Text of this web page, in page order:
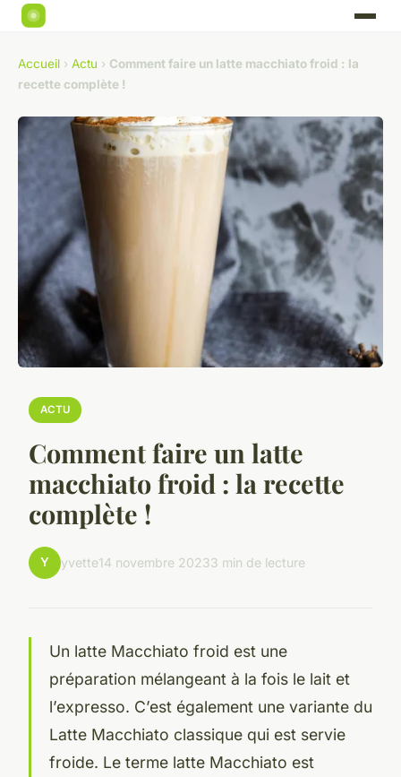
Accueil › Actu › Comment faire un latte macchiato froid : la
recette complète !
ACTU
Comment faire un latte
macchiato froid : la recette
complète !
Y yvette14 novembre 20233 min de lecture
Un latte Macchiato froid est une
préparation mélangeant à la fois le lait et
l’expresso. C’est également une variante du
Latte Macchiato classique qui est servie
froide. Le terme latte Macchiato est